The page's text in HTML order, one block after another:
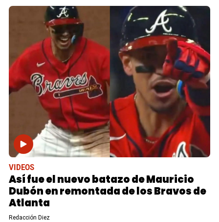
VIDEOS
Así fue el nuevo batazo de Mauricio
Dubón en remontada de los Bravos de
Atlanta
Redacción Diez